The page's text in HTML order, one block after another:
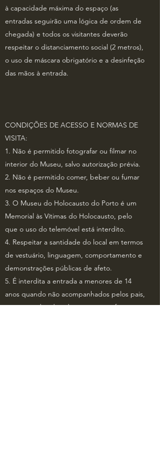
à capacidade máxima do espaço (as
entradas seguirão uma lógica de ordem de
chegada) e todos os visitantes deverão
respeitar o distanciamento social (2 metros),
o uso de máscara obrigatório e a desinfeção
das mãos à entrada.
CONDIÇÕES DE ACESSO E NORMAS DE
VISITA:
1. Não é permitido fotografar ou filmar no
interior do Museu, salvo autorização prévia.
2. Não é permitido comer, beber ou fumar
nos espaços do Museu.
3. O Museu do Holocausto do Porto é um
Memorial às Vítimas do Holocausto, pelo
que o uso do telemóvel está interdito.
4. Respeitar a santidade do local em termos
de vestuário, linguagem, comportamento e
demonstrações públicas de afeto.
5. É interdita a entrada a menores de 14
anos quando não acompanhados pelos pais,
encarregados de educação ou professores.